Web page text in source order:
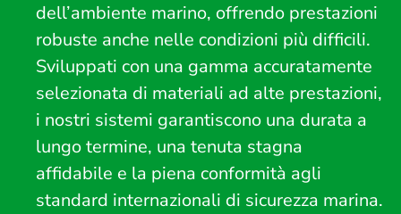
dell’ambiente marino, offrendo prestazioni
robuste anche nelle condizioni più difficili.
Sviluppati con una gamma accuratamente
selezionata di materiali ad alte prestazioni,
i nostri sistemi garantiscono una durata a
lungo termine, una tenuta stagna
affidabile e la piena conformità agli
standard internazionali di sicurezza marina.